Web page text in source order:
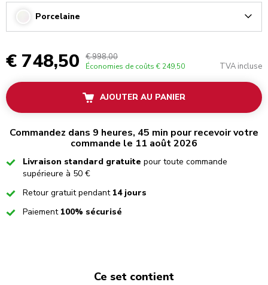
Porcelaine
€ 748,50 € 998,00
Économies de coûts € 249,50 TVA incluse
AJOUTER AU PANIER
Commandez dans 9 heures, 45 min pour recevoir votre
commande le 11 août 2026
CheckedLivraison standard gratuite pour toute commande
supérieure à 50 €
CheckedRetour gratuit pendant 14 jours
CheckedPaiement 100% sécurisé
Ce set contient